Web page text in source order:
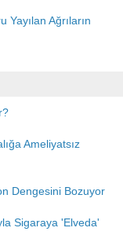
Yayılan Ağrıların
Ameliyatsız
Dengesini Bozuyor
Sigaraya 'Elveda'